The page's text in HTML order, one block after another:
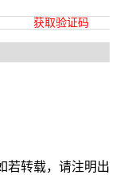
获取验证码
若转载，请注明出